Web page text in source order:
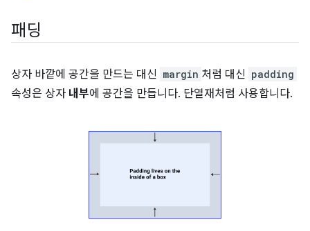
패딩
상자 바깥에 공간을 만드는 대신 margin 처럼 대신 padding
속성은 상자 내부에 공간을 만듭니다. 단열재처럼 사용합니다.